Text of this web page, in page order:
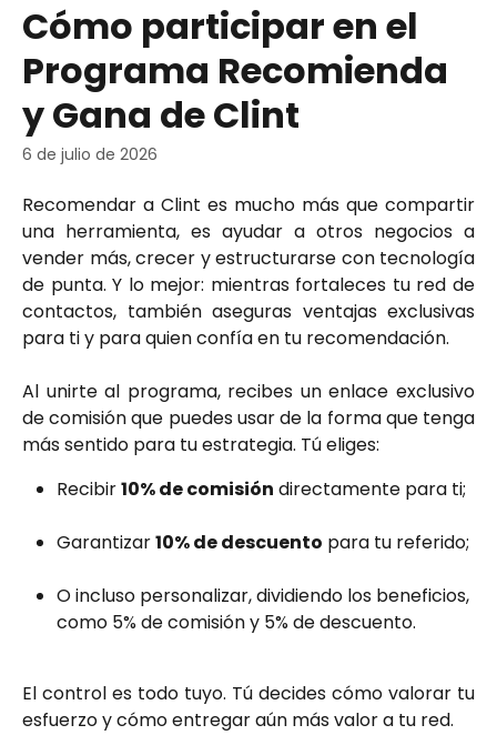
Cómo participar en el
Programa Recomienda
y Gana de Clint
6 de julio de 2026
Recomendar a Clint es mucho más que compartir
una herramienta, es ayudar a otros negocios a
vender más, crecer y estructurarse con tecnología
de punta. Y lo mejor: mientras fortaleces tu red de
contactos, también aseguras ventajas exclusivas
para ti y para quien confía en tu recomendación.
Al unirte al programa, recibes un enlace exclusivo
de comisión que puedes usar de la forma que tenga
más sentido para tu estrategia. Tú eliges:
Recibir 10% de comisión directamente para ti;
Garantizar 10% de descuento para tu referido;
O incluso personalizar, dividiendo los beneficios,
como 5% de comisión y 5% de descuento.
El control es todo tuyo. Tú decides cómo valorar tu
esfuerzo y cómo entregar aún más valor a tu red.